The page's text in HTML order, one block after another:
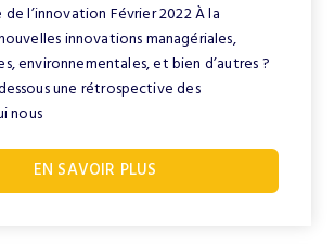
l’innovation Février 2022 À la
innovations managériales,
environnementales, et bien d’autres ?
une rétrospective des
nous
EN SAVOIR PLUS